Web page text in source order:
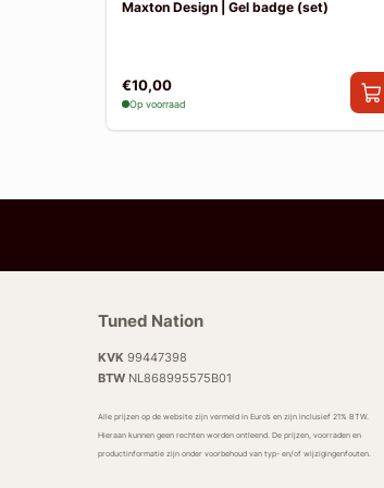
Maxton Design | Gel badge (set)
€10,00
Op voorraad
Tuned Nation
KVK 99447398
BTWNL868995575B01
Alle prijzen op de website zijn vermeld in Euro’s en zijn inclusief 21% BTW.
Hieraan kunnen geen rechten worden ontleend. De prijzen, voorraden en
productinformatie zijn onder voorbehoud van typ- en/of wijzigingenfouten.